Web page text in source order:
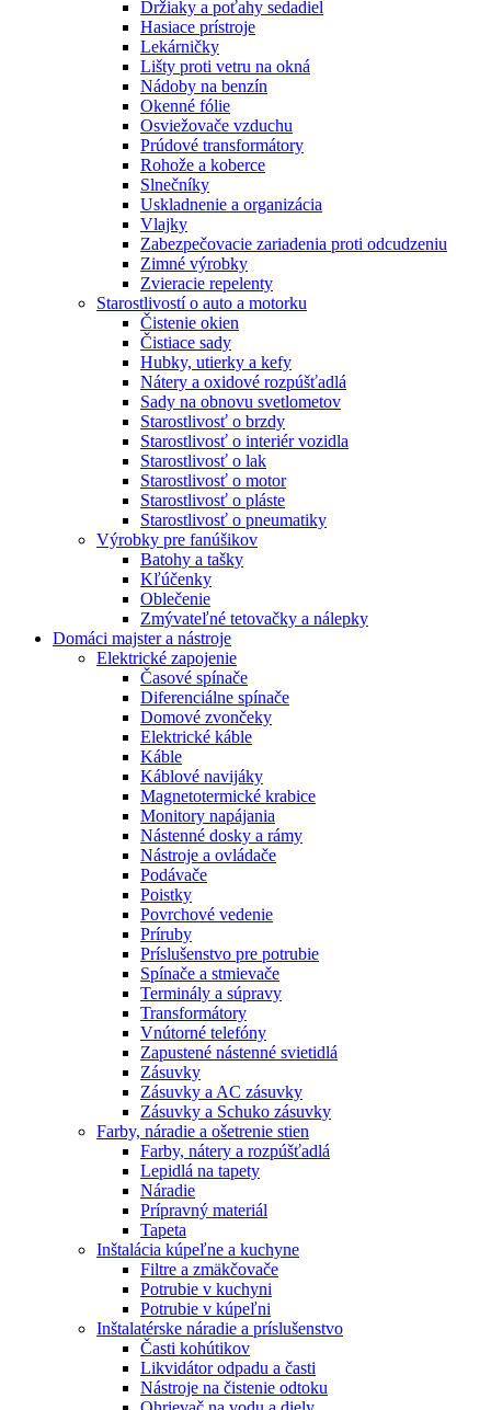
Držiaky a poťahy sedadiel
Hasiace prístroje
Lekárničky
Lišty proti vetru na okná
Nádoby na benzín
Okenné fólie
Osviežovače vzduchu
Prúdové transformátory
Rohože a koberce
Slnečníky
Uskladnenie a organizácia
Vlajky
Zabezpečovacie zariadenia proti odcudzeniu
Zimné výrobky
Zvieracie repelenty
Starostlivostí o auto a motorku
Čistenie okien
Čistiace sady
Hubky, utierky a kefy
Nátery a oxidové rozpúšťadlá
Sady na obnovu svetlometov
Starostlivosť o brzdy
Starostlivosť o interiér vozidla
Starostlivosť o lak
Starostlivosť o motor
Starostlivosť o pláste
Starostlivosť o pneumatiky
Výrobky pre fanúšikov
Batohy a tašky
Kľúčenky
Oblečenie
Zmývateľné tetovačky a nálepky
Domáci majster a nástroje
Elektrické zapojenie
Časové spínače
Diferenciálne spínače
Domové zvončeky
Elektrické káble
Káble
Káblové navijáky
Magnetotermické krabice
Monitory napájania
Nástenné dosky a rámy
Nástroje a ovládače
Podávače
Poistky
Povrchové vedenie
Príruby
Príslušenstvo pre potrubie
Spínače a stmievače
Terminály a súpravy
Transformátory
Vnútorné telefóny
Zapustené nástenné svietidlá
Zásuvky
Zásuvky a AC zásuvky
Zásuvky a Schuko zásuvky
Farby, náradie a ošetrenie stien
Farby, nátery a rozpúšťadlá
Lepidlá na tapety
Náradie
Prípravný materiál
Tapeta
Inštalácia kúpeľne a kuchyne
Filtre a zmäkčovače
Potrubie v kuchyni
Potrubie v kúpeľni
Inštalatérske náradie a príslušenstvo
Časti kohútikov
Likvidátor odpadu a časti
Nástroje na čistenie odtoku